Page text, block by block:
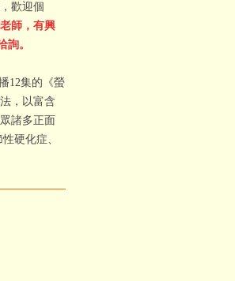
歡迎個
師，有興
詢。
12集的《螢
，以富含
諸多正面
硬化症、